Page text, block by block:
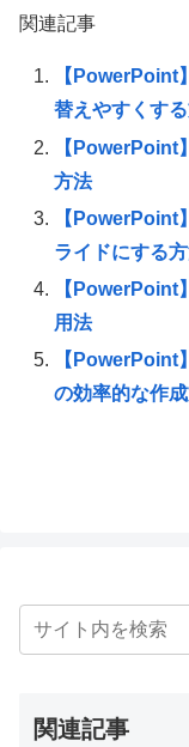
関連記事
【PowerPoint
替えやすくす
【PowerPoint
方法
【PowerPoint
ライドにする
【PowerPoint
用法
【PowerPoint
の効率的な作
関連記事